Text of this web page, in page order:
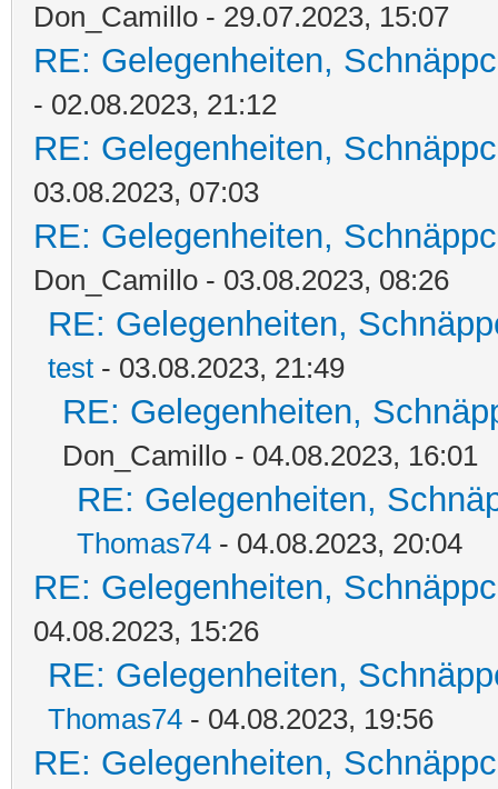
Don_Camillo - 29.07.2023, 15:07
RE: Gelegenheiten,
- 02.08.2023, 21:12
RE: Gelegenheiten,
03.08.2023, 07:03
RE: Gelegenheiten,
Don_Camillo - 03.08.2023, 08:26
RE: Gelegenheiten,
test - 03.08.2023, 21:49
RE: Gelegenheiten,
Don_Camillo - 04.08.2023, 16:01
RE: Gelegenheiten,
Thomas74 - 04.08.2023, 20:04
RE: Gelegenheiten,
04.08.2023, 15:26
RE: Gelegenheiten,
Thomas74 - 04.08.2023, 19:56
RE: Gelegenheiten,